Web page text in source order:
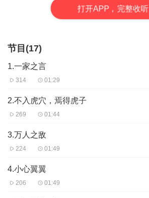
打开APP，完整收听
节目(17)
1.一家之言
314 01:29
2.不入虎穴，焉得虎子
269 01:44
3.万人之敌
224 01:49
4.小心翼翼
206 01:49